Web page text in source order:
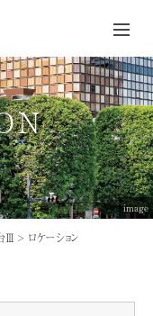
image
Ⅲ > ロケーション